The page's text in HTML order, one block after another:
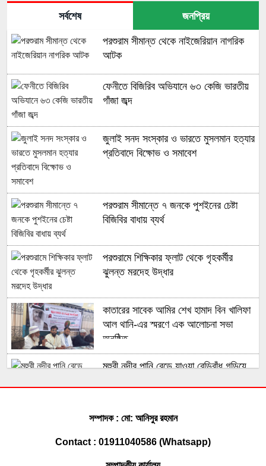
সর্বশেষ জনপ্রিয়
পরশুরাম সীমান্ত থেকে নাইজেরিয়ান নাগরিক
আটক
ফেনীতে বিজিরিব অভিযানে ৬৩ কেজি ভারতীয়
গাঁজা জব্দ
জুলাই সনদ সংস্কার ও ভারতে মুসলমান হত্যার
প্রতিবাদে বিক্ষোভ ও সমাবেশ
পরশুরাম সীমান্তে ৭ জনকে পুশইনের চেষ্টা
বিজিবির বাধায় ব্যর্থ
পরশুরামে শিক্ষিকার ফ্লাট থেকে গৃহকর্মীর
ঝুলন্ত মরদেহ উদ্ধার
কাতারের সাবেক আমির শেখ হামাদ বিন খালিফা
আল থানি-এর স্মরণে এক আলোচনা সভা
অনুষ্ঠিত
মুহুরী নদীর পানি বেড়ে যাওয়া বেড়িবাঁধ গড়িয়ে
ফেনী সীমান্তে কোটি টাকার ভারতীয় চোরাই
সম্পাদক : মো: আনিসুর রহমান
Contact : 01911040586 (Whatsapp)